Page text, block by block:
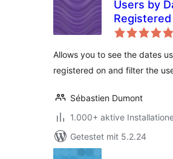
Users by
Registered
Allows you to see the dates
registered on and filter the
Sébastien Dumont
1.000+ aktive
Getestet mit 5.2.24